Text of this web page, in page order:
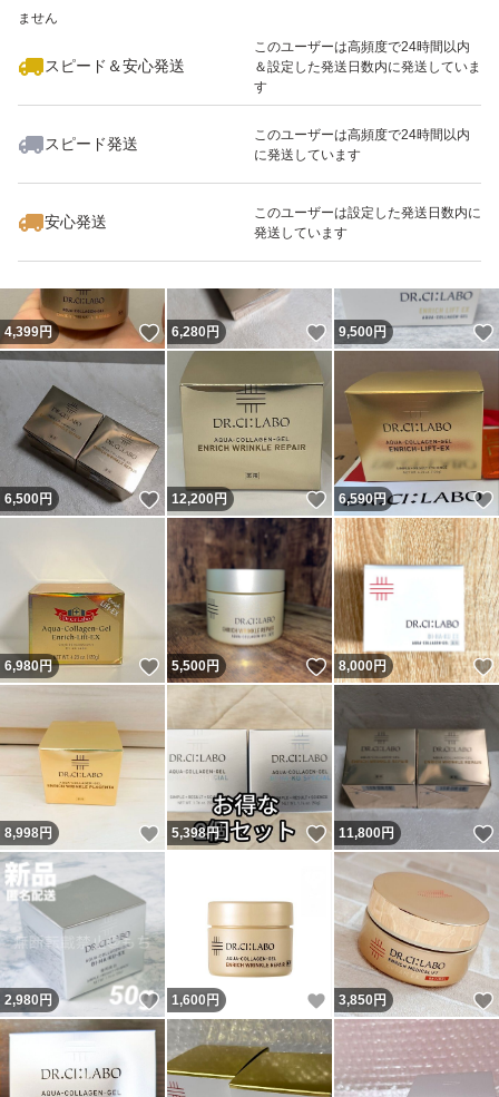
ません
スピード＆安心発送
このユーザーは高頻度で24時間以内
＆設定した発送日数内に発送していま
す
スピード発送
このユーザーは高頻度で24時間以内
に発送しています
安心発送
このユーザーは設定した発送日数内に
発送しています
いいね！
5,200
4,399円 いいね！
6,280円 いいね！
9,500円
6,500円 いいね！
12,200円 いいね！
6,590円
6,980円 いいね！
5,500円 いいね！
8,000円
8,998円 いいね！
5,398円 いいね！
11,800円
2,980円 いいね！
1,600 円 いいね！
3,850円